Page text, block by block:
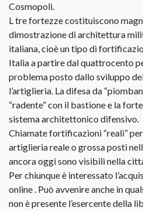
Cosmopoli.
L tre fortezze costituiscono
dimostrazione di architettura
italiana, cioè un tipo di
Italia a partire dal quattrocento
problema posto dallo sviluppo
l’artiglieria. La difesa da
“radente” con il bastione e la
sistema architettonico difensivo.
Chiamate fortificazioni “reali”
artiglieria reale o grossa posti
ancora oggi sono visibili nella
Per chiunque è interessato
online . Può avvenire anche in
non è presente l’esercente della